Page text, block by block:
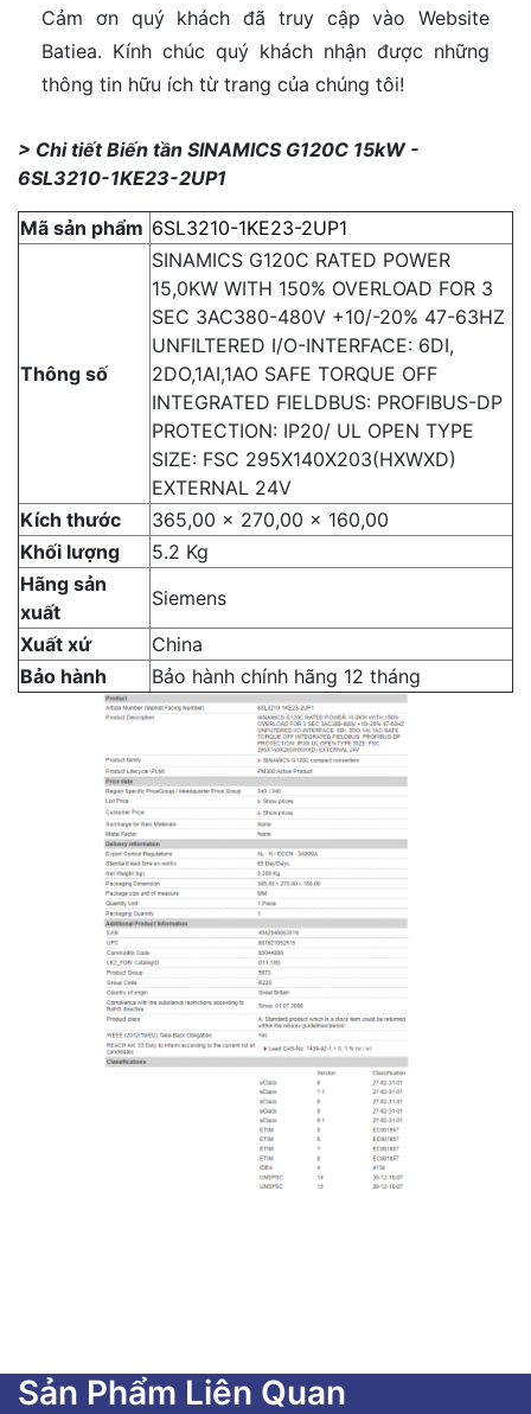
Cảm ơn quý khách đã truy cập vào Website
Batiea. Kính chúc quý khách nhận được những
thông tin hữu ích từ trang của chúng tôi!
> Chi tiết Biến tần SINAMICS G120C 15kW -
6SL3210-1KE23-2UP1
Mã sản phẩm 6SL3210-1KE23-2UP1
Thông số
SINAMICS G120C RATED POWER
15,0KW WITH 150% OVERLOAD FOR 3
SEC 3AC380-480V +10/-20% 47-63HZ
UNFILTERED I/O-INTERFACE: 6DI,
2DO,1AI,1AO SAFE TORQUE OFF
INTEGRATED FIELDBUS: PROFIBUS-DP
PROTECTION: IP20/ UL OPEN TYPE
SIZE: FSC 295X140X203(HXWXD)
EXTERNAL 24V
Kích thước
365,00 x 270,00 x 160,00
Khối lượng
5.2 Kg
Hãng sản
xuất
Siemens
Xuất xứ
China
Bảo hành
Bảo hành chính hãng 12 tháng
Sản Phẩm Liên Quan